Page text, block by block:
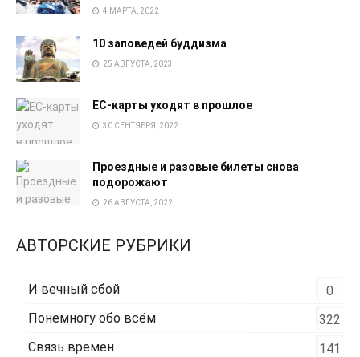
4 МАРТА, 2022
10 заповедей буддизма
25 АВГУСТА, 2023
EC-карты уходят в прошлое
30 СЕНТЯБРЯ, 2022
Проездные и разовые билеты снова
подорожают
26 АВГУСТА, 2022
АВТОРСКИЕ РУБРИКИ
И вечный сбой
0
Понемногу обо всём
322
Связь времен
141